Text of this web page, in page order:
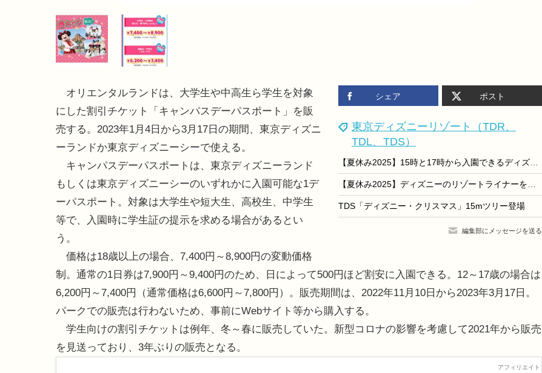
シェア ポスト
東京ディズニーリゾート（TDR、
TDL、TDS）
【夏休み2025】15時と17時から入園できるディズニーのパスポート、夏季限定で毎日利用可能に
【夏休み2025】ディズニーのリゾートライナーを貸切…親子で夏の思い出写真撮影も
TDS「ディズニー・クリスマス」15mツリー登場
編集部にメッセージを送る
オリエンタルランドは、大学生や中高生ら学生を対象
にした割引チケット「キャンパスデーパスポート」を販
売する。2023年1月4日から3月17日の期間、東京ディズニ
ーランドか東京ディズニーシーで使える。
キャンパスデーパスポートは、東京ディズニーランド
もしくは東京ディズニーシーのいずれかに入園可能な1デ
ーパスポート。対象は大学生や短大生、高校生、中学生
等で、入園時に学生証の提示を求める場合があるとい
う。
価格は18歳以上の場合、7,400円～8,900円の変動価格
制。通常の1日券は7,900円～9,400円のため、日によって500円ほど割安に入園できる。12～17歳の場合は
6,200円～7,400円（通常価格は6,600円～7,800円）。販売期間は、2022年11月10日から2023年3月17日。
パークでの販売は行わないため、事前にWebサイト等から購入する。
学生向けの割引チケットは例年、冬～春に販売していた。新型コロナの影響を考慮して2021年から販売
を見送っており、3年ぶりの販売となる。